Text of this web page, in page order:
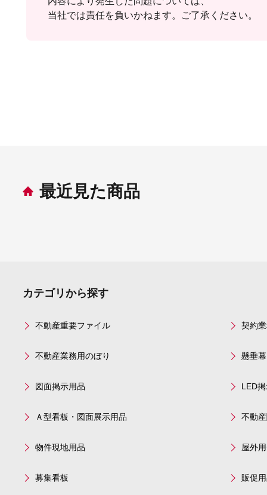
当社では責任を負いかねます。ご了承ください。
最近見た商品
カテゴリから探す
不動産重要ファイル 契約
不動産業務用のぼり 懸垂
図面掲示用品 LED
Ａ型看板・図面展示用品 不動
物件現地用品 屋外
募集看板 販促